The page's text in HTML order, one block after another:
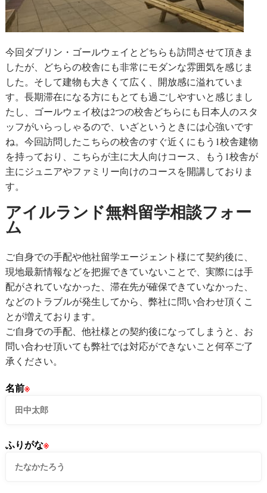
今回ダブリン・ゴールウェイとどちらも訪問させて頂きま
したが、どちらの校舎にも非常にモダンな雰囲気を感じま
した。そして建物も大きくて広く、開放感に溢れていま
す。長期滞在になる方にもとても過ごしやすいと感じまし
たし、ゴールウェイ校は2つの校舎どちらにも日本人のスタ
ッフがいらっしゃるので、いざというときには心強いです
ね。今回訪問したこちらの校舎のすぐ近くにもう1校舎建物
を持っており、こちらが主に大人向けコース、もう1校舎が
主にジュニアやファミリー向けのコースを開講しておりま
す。
アイルランド無料留学相談フォー
ム
ご自身での手配や他社留学エージェント様にて契約後に、
現地最新情報などを把握できていないことで、実際には手
配がされていなかった、滞在先が確保できていなかった、
などのトラブルが発生してから、弊社に問い合わせ頂くこ
とが増えております。
ご自身での手配、他社様との契約後になってしまうと、お
問い合わせ頂いても弊社では対応ができないこと何卒ご了
承ください。
名前※
ふりがな※